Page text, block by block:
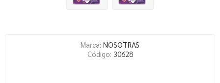
Marca: NOSOTRAS
Código: 30628